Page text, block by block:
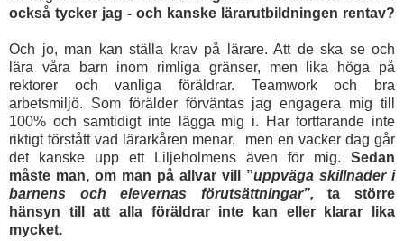
också tycker jag - och kanske lärarutbildningen rentav?
Och jo, man kan ställa krav på lärare. Att de ska se och
lära våra barn inom rimliga gränser, men lika höga på
rektorer och vanliga föräldrar. Teamwork och bra
arbetsmiljö. Som förälder förväntas jag engagera mig till
100% och samtidigt inte lägga mig i. Har fortfarande inte
riktigt förstått vad lärarkåren menar, men en vacker dag går
det kanske upp ett Liljeholmens även för mig. Sedan
måste man, om man på allvar vill ”uppväga skillnader i
barnens och elevernas förutsättningar”,ta större
hänsyn till att alla föräldrar inte kan eller klarar lika
mycket.